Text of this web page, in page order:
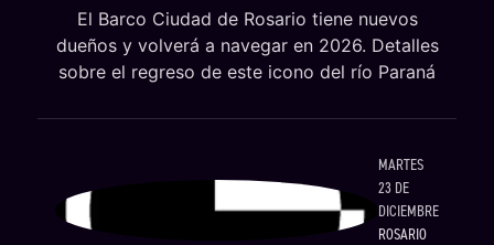
El Barco Ciudad de Rosario tiene nuevos
dueños y volverá a navegar en 2026. Detalles
sobre el regreso de este icono del río Paraná
MARTES
23 DE
DICIEMBRE
ROSARIO